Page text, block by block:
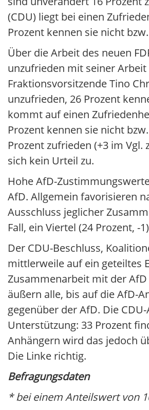
(CDU) liegt bei einen
Prozent kennen sie nicht
Über die Arbeit des neuen
unzufrieden mit seiner
Fraktionsvorsitzende Tino
unzufrieden, 26 Prozent
kommt auf einen
Prozent kennen sie nicht
Prozent zufrieden (+3 im
sich kein Urteil zu.
Hohe AfD-
AfD. Allgemein favorisieren
Ausschluss jeglicher
Fall, ein Viertel (24 Prozent, -
Der CDU-Beschluss,
mittlerweile auf ein geteiltes
Zusammenarbeit mit der AfD
äußern alle, bis auf die AfD-
gegenüber der AfD. Die
Unterstützung: 33 Prozent
Anhängern wird das jedoch
Die Linke richtig.
Befragungsdaten
* bei einem Anteilswert von